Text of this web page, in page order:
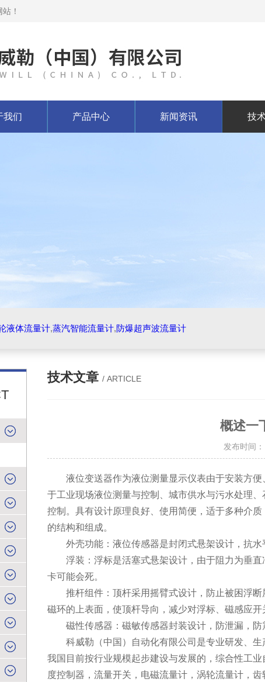
！
我们 产品中心 新闻资讯 技
液体流量计,蒸汽智能流量计,防爆超声波流量计
技术文章 / ARTICLE
概述一
发布时间
液位变送器作为液位测量显示仪表由于安装方便
于工业现场液位测量与控制、城市供水与污水处理
控制。具有设计原理良好、使用简便，适于多种介质
的结构和组成。
外壳功能：液位传感器是封闭式悬架设计，抗水
浮装：浮标是活塞式悬架设计，由于阻力为垂直
卡可能会死。
推杆组件：顶杆采用摇臂式设计，防止被困浮断
磁环的上表面，使顶杆导向，减少对浮标、磁感应
磁性传感器：磁敏传感器封装设计，防泄漏，防
科威勒（中国）自动化有限公司是专业研发、生
我国目前按行业规模起步建设与发展的，综合性工
度控制器，流量开关，电磁流量计，涡轮流量计，